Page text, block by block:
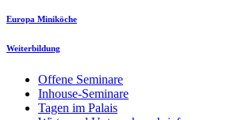
Europa Miniköche
Weiterbildung
Offene Seminare
Inhouse-Seminare
Tagen im Palais